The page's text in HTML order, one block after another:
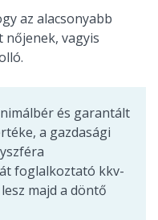
az alacsonyabb
vagyis
és garantált
a gazdasági
foglalkoztató kkv-
majd a döntő